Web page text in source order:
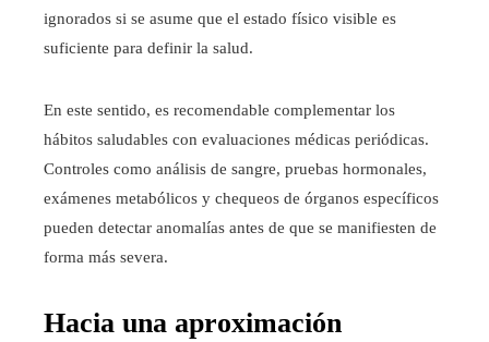
ignorados si se asume que el estado físico visible es
suficiente para definir la salud.
En este sentido, es recomendable complementar los
hábitos saludables con evaluaciones médicas periódicas.
Controles como análisis de sangre, pruebas hormonales,
exámenes metabólicos y chequeos de órganos específicos
pueden detectar anomalías antes de que se manifiesten de
forma más severa.
Hacia una aproximación